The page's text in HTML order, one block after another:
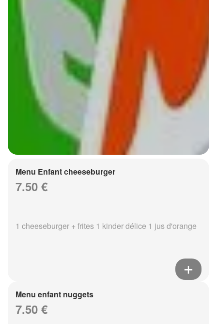
Menu Enfant cheeseburger
7.50 €
1 cheeseburger + frites 1 kinder délice 1 jus d'orange
Menu enfant nuggets
7.50 €